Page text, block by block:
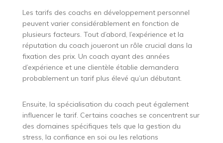
Les tarifs des coachs en développement personnel
peuvent varier considérablement en fonction de
plusieurs facteurs. Tout d’abord, l’expérience et la
réputation du coach joueront un rôle crucial dans la
fixation des prix. Un coach ayant des années
d’expérience et une clientèle établie demandera
probablement un tarif plus élevé qu’un débutant.
Ensuite, la spécialisation du coach peut également
influencer le tarif. Certains coaches se concentrent sur
des domaines spécifiques tels que la gestion du
stress, la confiance en soi ou les relations